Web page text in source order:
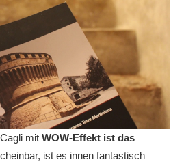
mit WOW-Effekt ist das
ist es innen fantastisch